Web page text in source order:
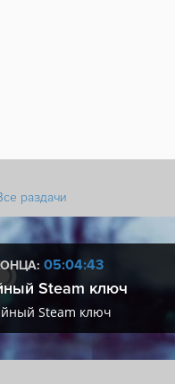
раздачи
05:04:43
Steam ключ
Steam ключ